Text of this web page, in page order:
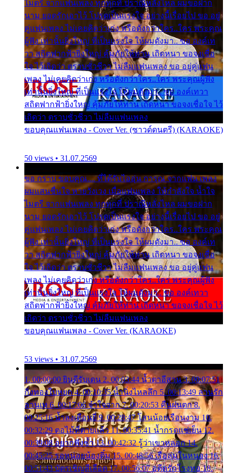
ไมตรี จากแฟนเพลง ทุกทุกที่ ปราณีหลั่งไหล ผมขอฝาก
นาม ยอดรักเอาไว้ โปรดเป็นแรงใจ อย่างนี้เรื่อยไป ขอ อยู่
คู่แฟนเพลง ไม่เคยคิดว่าเก่ง หรือดังกว่าใคร..ใคร พระคุณ
ผู้ฟัง เท่านั้นยิ่งใหญ่ ที่เป็นแรงใจ ให้ผมดังมา.. ขอ องค์เท
วา สถิตฟากฟ้ายิ่งใหญ่ คุ้มภัยให้ท่าน เถิดหนา ขอจงเชื่อ
ใจ ไว้เถิดว่า ตราบชั่วชีวา ไม่ลืมแฟนเพลง ขอ อยู่คู่แฟน
เพลง ไม่เคยคิดว่าเก่ง หรือดังกว่าใคร..ใคร พระคุณผู้ฟัง
เท่านั้นยิ่งใหญ่ ที่เป็นแรงใจ ให้ผมดังมา.. ขอ องค์เทวา
สถิตฟากฟ้ายิ่งใหญ่ คุ้มภัยให้ท่าน เถิดหนา ขอจงเชื่อใจ ไว้
เถิดว่า ตราบชั่วชีวา ไม่ลืมแฟนเพลง
ขอบคุณแฟนเพลง - Cover Ver. (ซาวด์ดนตรี) (KARAOKE)
50 views • 31.07.2569
ขอ กราบ ขอบคุณ.... ที่ได้รับไออุ่น การุณ จากแฟน เพลง
ผมแสนชื่นใจ หายวังเวง เมื่อแฟนเพลง ให้กำลังใจ น้ำใจ
ไมตรี จากแฟนเพลง ทุกทุกที่ ปราณีหลั่งไหล ผมขอฝาก
นาม ยอดรักเอาไว้ โปรดเป็นแรงใจ อย่างนี้เรื่อยไป ขอ อยู่
คู่แฟนเพลง ไม่เคยคิดว่าเก่ง หรือดังกว่าใคร..ใคร พระคุณ
ผู้ฟัง เท่านั้นยิ่งใหญ่ ที่เป็นแรงใจ ให้ผมดังมา.. ขอ องค์เท
วา สถิตฟากฟ้ายิ่งใหญ่ คุ้มภัยให้ท่าน เถิดหนา ขอจงเชื่อ
ใจ ไว้เถิดว่า ตราบชั่วชีวา ไม่ลืมแฟนเพลง ขอ อยู่คู่แฟน
เพลง ไม่เคยคิดว่าเก่ง หรือดังกว่าใคร..ใคร พระคุณผู้ฟัง
เท่านั้นยิ่งใหญ่ ที่เป็นแรงใจ ให้ผมดังมา.. ขอ องค์เทวา
สถิตฟากฟ้ายิ่งใหญ่ คุ้มภัยให้ท่าน เถิดหนา ขอจงเชื่อใจ ไว้
เถิดว่า ตราบชั่วชีวา ไม่ลืมแฟนเพลง
ขอบคุณแฟนเพลง - Cover Ver. (KARAOKE)
53 views • 31.07.2569
1. 00:00:00 ยินดีรับเดน 2. 00:03:44 น้ำตาอีสาน 3. 00:07:51
กิ่งทองใบหยก 4. 00:10:35 น้ำนิ่งไหลลึก 5. 00:13:49 ลานรัก
ลานเท 6. 00:17:06 จำใจจาก 7. 00:20:53 คืนฝนตก 8.
00:25:16 น้ำลงเดือนยี่ 9. 00:28:47 โสนน้อยเรือนงาม 10.
00:32:29 ตอไม้ที่ตายแล้ว 11. 00:35:41 น้ำกรดแช่เย็น 12.
00:39:08 อยากฟังซ้ำ 13. 00:42:32 รู้ว่าเขาหลอก 14.
00:45:25 รอหน่อยน้องติ๋ม 15. 00:48:56 เรือล่มในหนอง 16.
00:51:43 บัตรเชิญสีเลือด 17. 00:56:07 อดีตรักโรงทอ 18.